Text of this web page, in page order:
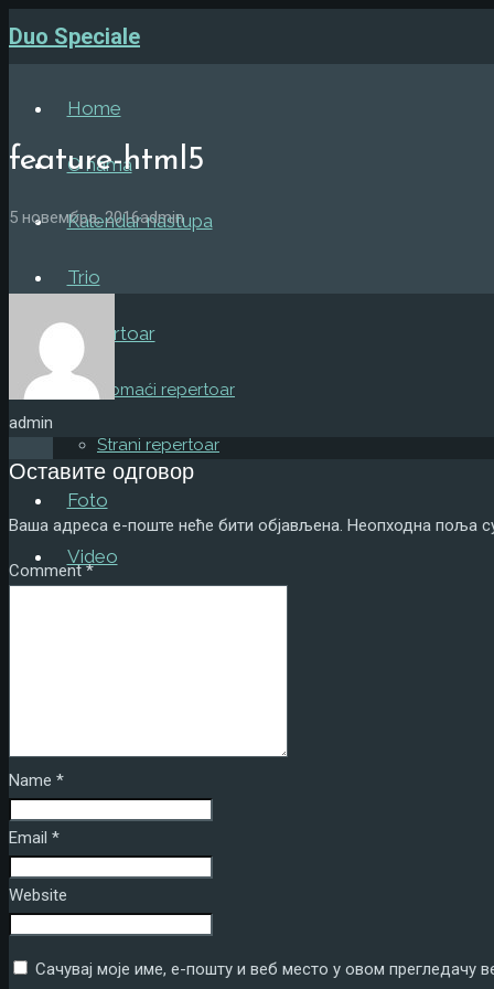
Duo Speciale
Home
O nama
Kalendar nastupa
Trio
Repertoar
Domaći repertoar
Strani repertoar
Foto
Video
feature-html5
5 новембра, 2016admin
admin
Оставите одговор
Ваша адреса е-поште неће бити објављена. Неопходна поља
Comment*
Name *
Email *
Website
Сачувај моје име, е-пошту и веб место у овом прегледачу